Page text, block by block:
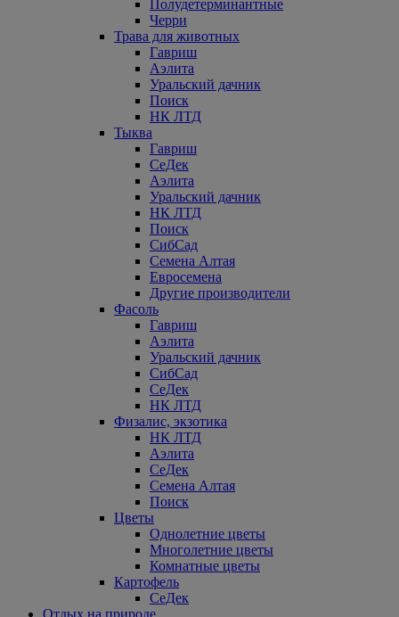
Полудетерминантные
Черри
Трава для животных
Гавриш
Аэлита
Уральский дачник
Поиск
НК ЛТД
Тыква
Гавриш
СеДек
Аэлита
Уральский дачник
НК ЛТД
Поиск
СибСад
Семена Алтая
Евросемена
Другие производители
Фасоль
Гавриш
Аэлита
Уральский дачник
СибСад
СеДек
НК ЛТД
Физалис, экзотика
НК ЛТД
Аэлита
СеДек
Семена Алтая
Поиск
Цветы
Однолетние цветы
Многолетние цветы
Комнатные цветы
Картофель
СеДек
Отдых на природе